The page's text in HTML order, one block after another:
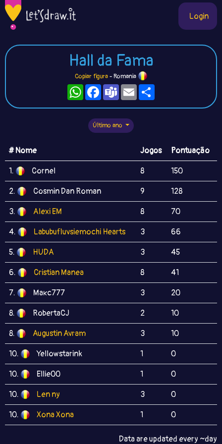
Login
Hall da Fama
Copiar figura- Romania
WhatsAppFacebook
TeamsEmail
Último ano
# Nome Jogos Pontuação
1. Cornel 8 150
2. Cosmin Dan Roman 9 128
3. Alexi EM 8 70
4. Labubufluvsiemochi Hearts 3 66
5. HUDA 3 45
6. Cristian Manea 8 41
7. Макс777 3 20
8. RobertaCJ 2 10
8. Augustin Avram 3 10
10. Yellowstarink 1 0
10. Ellie00 1 0
10. Len ny 3 0
10. Xona Xona 1 0
Data are updated every ~day